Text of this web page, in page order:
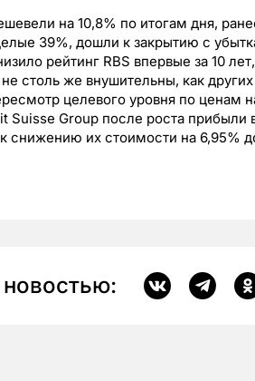
на 10,8% по итогам дня,
39%, дошли к закрытию с
рейтинг RBS впервые за 10
столь же внушительны, как
целевого уровня по ценам
Suisse Group после роста прибыли
снижению их стоимости на 6,95%